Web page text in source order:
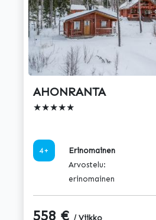
AHONRANTA
★★★★★
4+
Erinomainen
Arvostelu:
erinomainen
558 € / Viikko